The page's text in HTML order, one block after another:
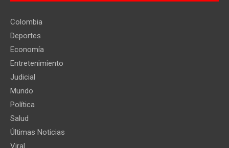
Colombia
Deportes
Economía
Entretenimiento
Judicial
Mundo
Política
Salud
Últimas Noticias